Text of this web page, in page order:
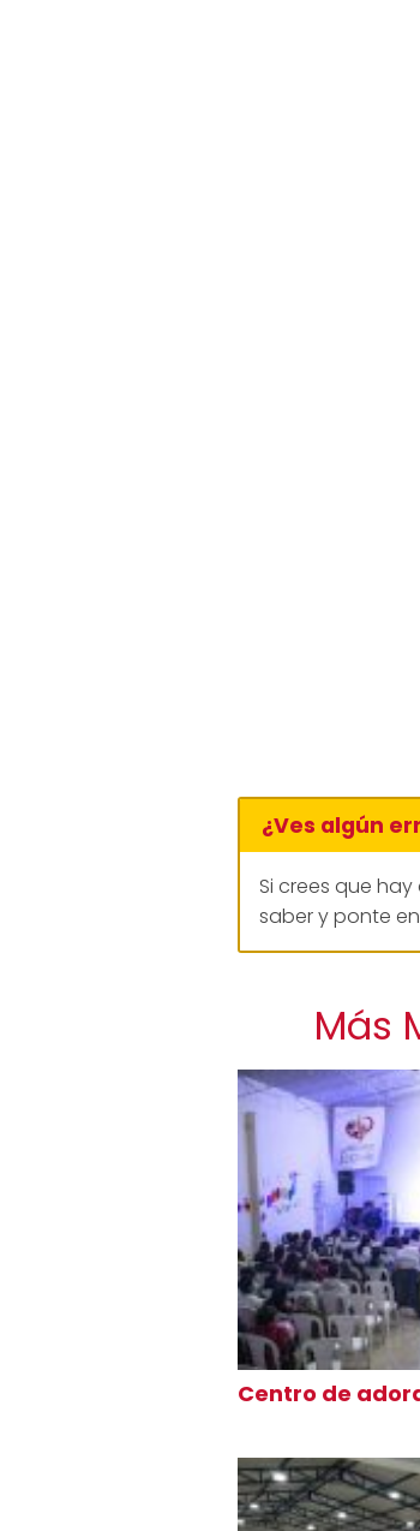
¿Ves algún
Si crees que
saber y ponte
Más
Centro de